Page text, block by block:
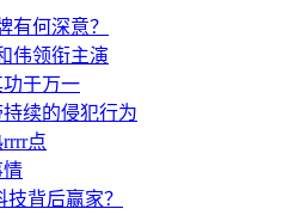
有何深意？
伟领衔主演
于万一
续的侵犯行为
点
情
背后赢家？